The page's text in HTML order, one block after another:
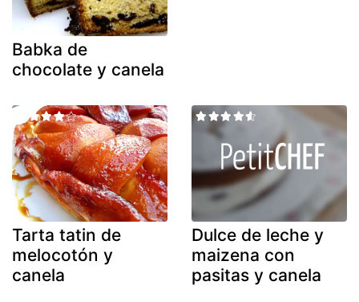
Babka de
chocolate y canela
Tarta tatin de
melocotón y
canela
Dulce de leche y
maizena con
pasitas y canela